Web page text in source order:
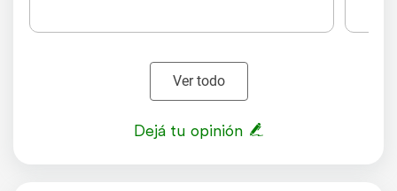
Ver todo
Dejá tu opinión